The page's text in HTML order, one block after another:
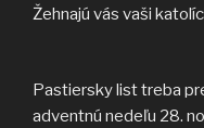
Žehnajú vás vaši
Pastiersky list treba
adventnú nedeľu 28.